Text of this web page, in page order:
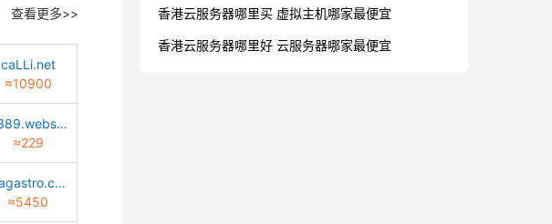
查看更多>>
caLLi.net
≈10900
3389.website
≈229
wagastro.com
≈5450
香港云服务器哪里买 虚拟主机哪家最便宜
香港云服务器哪里好 云服务器哪家最便宜